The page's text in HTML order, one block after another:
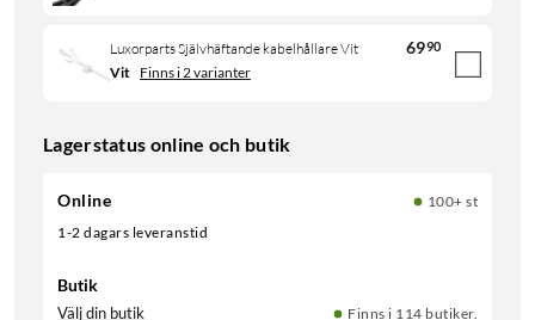
Luxorparts Självhäftande kabelhållare Vit 6990
Vit Finns i 2 varianter
Lagerstatus online och butik
Online
100+ st
1-2 dagars leveranstid
Butik
Välj din butik Finns i 114 butiker.